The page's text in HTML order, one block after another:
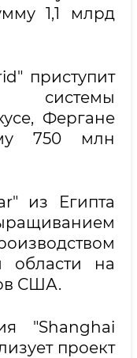
1,1 млрд
приступит
системы
Фергане
750 млн
из Египта
области на
США.
"Shanghai
проект